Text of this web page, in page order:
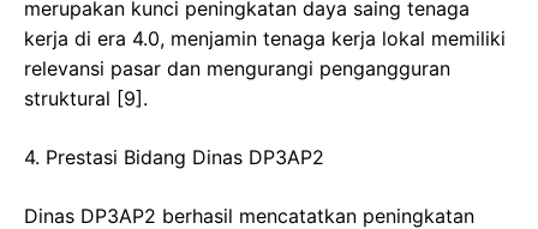
merupakan kunci peningkatan daya saing tenaga
kerja di era 4.0, menjamin tenaga kerja lokal memiliki
relevansi pasar dan mengurangi pengangguran
struktural [9].
​4. Prestasi Bidang Dinas DP3AP2
​Dinas DP3AP2 berhasil mencatatkan peningkatan